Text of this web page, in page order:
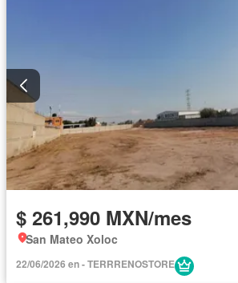
$ 261,990 MXN/mes
San Mateo Xoloc
22/06/2026 en - TERRRENOSTORE